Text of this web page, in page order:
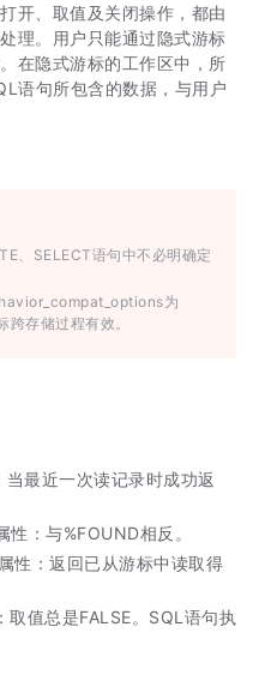
开、取值及关闭操作，都由
理。用户只能通过隐式游标
在隐式游标的工作区中，所
语句所包含的数据，与用户
、SELECT语句中不必明确定
为
存储过程有效。
最近一次读记录时成功返
：与%FOUND相反。
性：返回已从游标中读取得
取值总是FALSE。SQL语句执